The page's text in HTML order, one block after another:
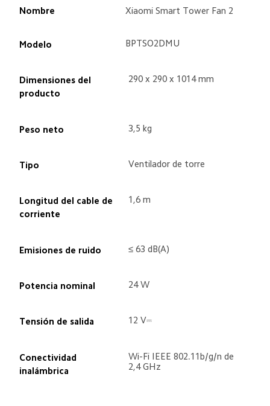
Nombre Xiaomi Smart Tower Fan 2
Modelo BPTSO2DMU
Dimensiones del
producto
290 x 290 x 1014 mm
Peso neto 3,5 kg
Tipo Ventilador de torre
Longitud del cable de
corriente
1,6 m
Emisiones de ruido ≤ 63 dB(A)
Potencia nominal 24 W
Tensión de salida 12 V⎓
Conectividad
inalámbrica
Wi-Fi IEEE 802.11b/g/n de
2,4 GHz